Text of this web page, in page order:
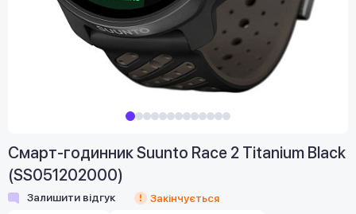
Смарт-годинник Suunto Race 2 Titanium Black
(SS051202000)
Залишити відгук Закінчується